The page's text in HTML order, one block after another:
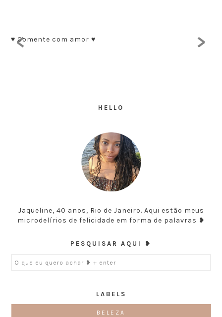
♥ Comente com amor ♥
< >
HELLO
Jaqueline, 40 anos, Rio de Janeiro. Aqui estão meus
microdelírios de felicidade em forma de palavras ❥
PESQUISAR AQUI ❥
LABELS
BELEZA